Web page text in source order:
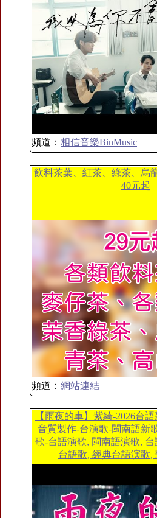
頻道： 相信音樂BinMusic
飲料茶葉、紅茶、綠茶、烏
40元起
頻道： 網站連結
【雨夜的車】紫綺-2026台
音質製作-台演歌-閩南語新
歌-台語演歌, 閩南語演歌,
台語歌, 經典台語演歌,